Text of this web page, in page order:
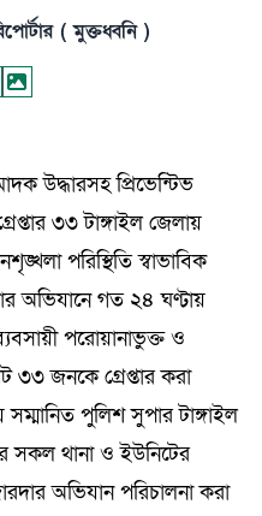
( মুক্তধ্বনি )
উদ্ধারসহ প্রিভেন্টিভ
৩৩ টাঙ্গাইল জেলায়
পরিস্থিতি স্বাভাবিক
অভিযানে গত ২৪ ঘণ্টায়
পরোয়ানাভুক্ত ও
৩৩ জনকে গ্রেপ্তার করা
পুলিশ সুপার টাঙ্গাইল
সকল থানা ও ইউনিটের
অভিযান পরিচালনা করা